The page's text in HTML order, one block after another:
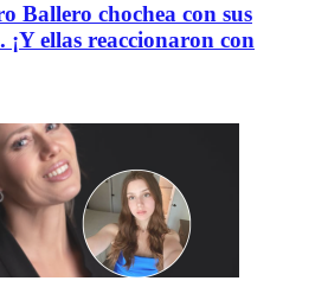
Ballero chochea con sus
¡Y ellas reaccionaron con